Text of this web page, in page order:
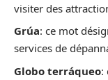
visiter des
Grúa: ce mot
services de
Globo terráqueo: